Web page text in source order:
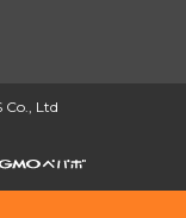
Co., Ltd